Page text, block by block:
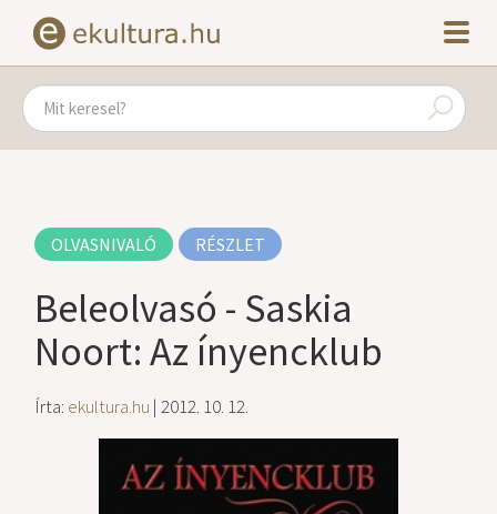
OLVASNIVALÓ RÉSZLET
Beleolvasó - Saskia
Noort: Az ínyencklub
Írta: ekultura.hu | 2012. 10. 12.